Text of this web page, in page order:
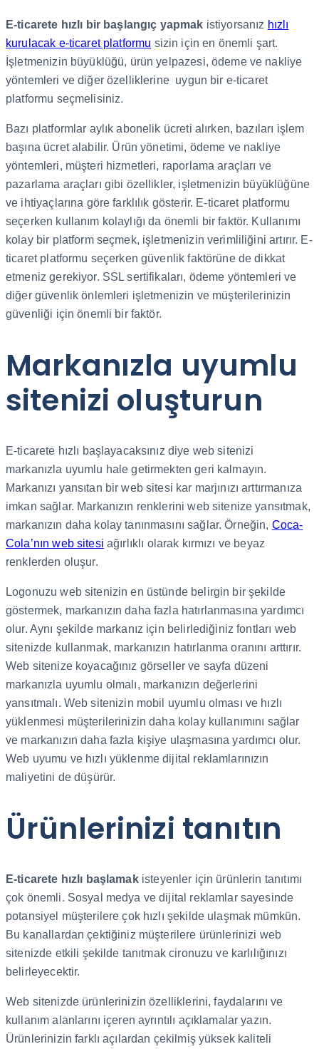
E-ticarete hızlı bir başlangıç yapmak istiyorsanız hızlı
kurulacak e-ticaret platformu sizin için en önemli şart.
İşletmenizin büyüklüğü, ürün yelpazesi, ödeme ve nakliye
yöntemleri ve diğer özelliklerine uygun bir e-ticaret
platformu seçmelisiniz.
Bazı platformlar aylık abonelik ücreti alırken, bazıları işlem
başına ücret alabilir. Ürün yönetimi, ödeme ve nakliye
yöntemleri, müşteri hizmetleri, raporlama araçları ve
pazarlama araçları gibi özellikler, işletmenizin büyüklüğüne
ve ihtiyaçlarına göre farklılık gösterir. E-ticaret platformu
seçerken kullanım kolaylığı da önemli bir faktör. Kullanımı
kolay bir platform seçmek, işletmenizin verimliliğini artırır. E-
ticaret platformu seçerken güvenlik faktörüne de dikkat
etmeniz gerekiyor. SSL sertifikaları, ödeme yöntemleri ve
diğer güvenlik önlemleri işletmenizin ve müşterilerinizin
güvenliği için önemli bir faktör.
Markanızla uyumlu
sitenizi oluşturun
E-ticarete hızlı başlayacaksınız diye web sitenizi
markanızla uyumlu hale getirmekten geri kalmayın.
Markanızı yansıtan bir web sitesi kar marjınızı arttırmanıza
imkan sağlar. Markanızın renklerini web sitenize yansıtmak,
markanızın daha kolay tanınmasını sağlar. Örneğin, Coca-
Cola’nın web sitesi ağırlıklı olarak kırmızı ve beyaz
renklerden oluşur.
Logonuzu web sitenizin en üstünde belirgin bir şekilde
göstermek, markanızın daha fazla hatırlanmasına yardımcı
olur. Aynı şekilde markanız için belirlediğiniz fontları web
sitenizde kullanmak, markanızın hatırlanma oranını arttırır.
Web sitenize koyacağınız görseller ve sayfa düzeni
markanızla uyumlu olmalı, markanızın değerlerini
yansıtmalı. Web sitenizin mobil uyumlu olması ve hızlı
yüklenmesi müşterilerinizin daha kolay kullanımını sağlar
ve markanızın daha fazla kişiye ulaşmasına yardımcı olur.
Web uyumu ve hızlı yüklenme dijital reklamlarınızın
maliyetini de düşürür.
Ürünlerinizi tanıtın
E-ticarete hızlı başlamakisteyenler için ürünlerin tanıtımı
çok önemli. Sosyal medya ve dijital reklamlar sayesinde
potansiyel müşterilere çok hızlı şekilde ulaşmak mümkün.
Bu kanallardan çektiğiniz müşterilere ürünlerinizi web
sitenizde etkili şekilde tanıtmak cironuzu ve karlılığınızı
belirleyecektir.
Web sitenizde ürünlerinizin özelliklerini, faydalarını ve
kullanım alanlarını içeren ayrıntılı açıklamalar yazın.
Ürünlerinizin farklı açılardan çekilmiş yüksek kaliteli